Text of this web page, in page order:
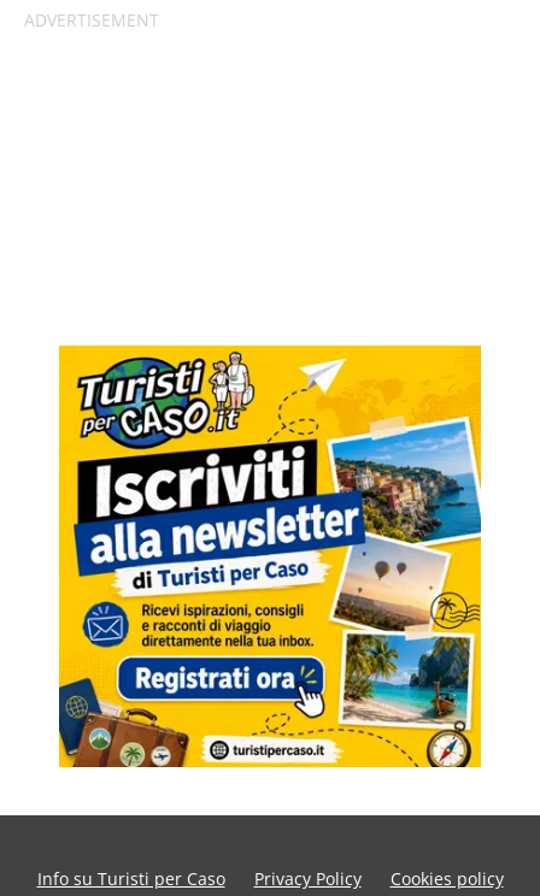
Info su Turisti per Caso Privacy Policy Cookies policy